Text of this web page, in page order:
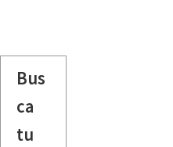
Bus
ca
tu